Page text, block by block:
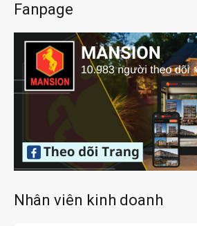
Fanpage
Nhân viên kinh doanh